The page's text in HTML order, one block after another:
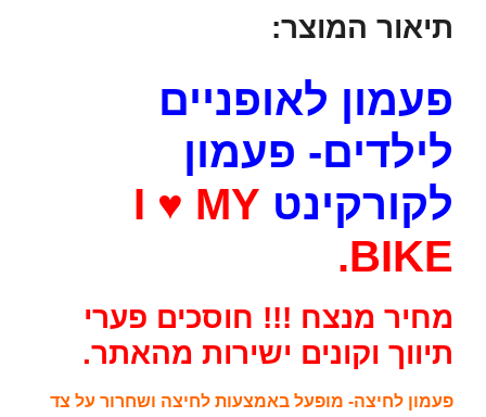
תיאור המוצר:
פעמון לאופניים
לילדים- פעמון
לקורקינט I ♥ MY
BIKE.
מחיר מנצח !!! חוסכים פערי
תיווך וקונים ישירות מהאתר.
פעמון לחיצה- מופעל באמצעות לחיצה ושחרור על צד